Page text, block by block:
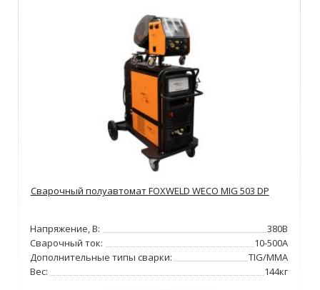
Сварочный полуавтомат FOXWELD WECO MIG 503 DP
Напряжение, В:
380В
Сварочный ток:
10-500А
Дополнительные типы сварки:
TIG/MMA
Вес:
144кг